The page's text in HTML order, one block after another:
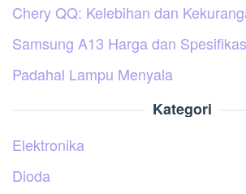
Chery QQ: Kelebihan dan
Samsung A13 Harga dan
Padahal Lampu Menyala
Kategori
Elektronika
Dioda